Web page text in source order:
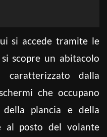
si accede tramite le
si scopre un abitacolo
caratterizzato dalla
che occupano
plancia e della
al posto del volante